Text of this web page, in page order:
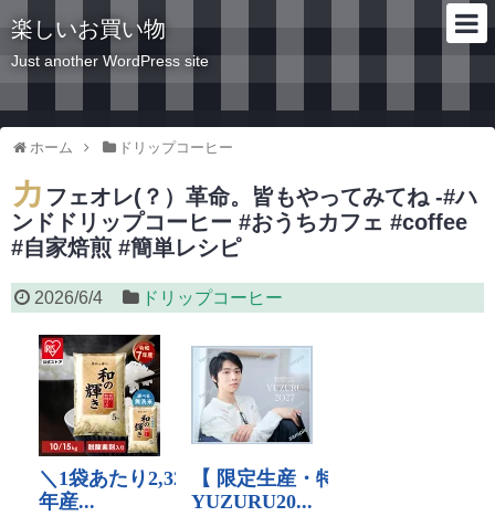
楽しいお買い物
Just another WordPress site
ホーム ドリップコーヒー
カ フェオレ(？）革命。皆もやってみてね -#ハ
ンドドリップコーヒー #おうちカフェ #coffee
#自家焙煎 #簡単レシピ
2026/6/4 ドリップコーヒー